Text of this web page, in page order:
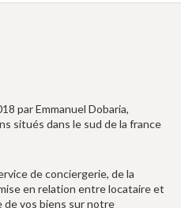
par Emmanuel Dobaria,
situés dans le sud de la france
de conciergerie, de la
en relation entre locataire et
vos biens sur notre